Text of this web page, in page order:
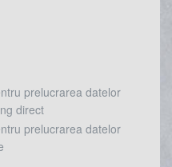
prelucrarea datelor
direct
prelucrarea datelor